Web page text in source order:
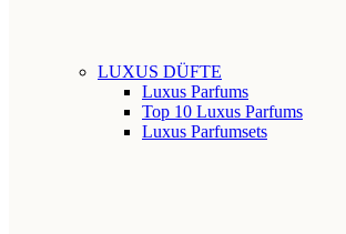
LUXUS DÜFTE
Luxus Parfums
Top 10 Luxus Parfums
Luxus Parfumsets